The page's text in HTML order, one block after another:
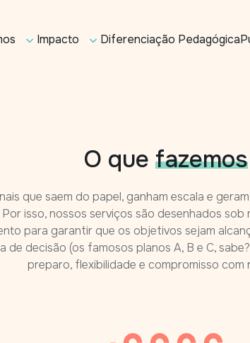
Impacto Diferenciação Pedagógica
O que fazemos
que saem do papel, ganham escala e
isso, nossos serviços são desenhados
para garantir que os objetivos sejam
decisão (os famosos planos A, B e C,
preparo, flexibilidade e compromisso com